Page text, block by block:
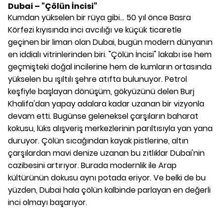
Dubai – "Çölün İncisi"
Kumdan yükselen bir rüya gibi... 50 yıl önce Basra
Körfezi kıyısında inci avcılığı ve küçük ticaretle
geçinen bir liman olan Dubai, bugün modern dünyanın
en iddialı vitrinlerinden biri. "Çölün İncisi" lakabı ise hem
geçmişteki doğal incilerine hem de kumların ortasında
yükselen bu ışıltılı şehre atıfta bulunuyor. Petrol
keşfiyle başlayan dönüşüm, gökyüzünü delen Burj
Khalifa'dan yapay adalara kadar uzanan bir vizyonla
devam etti. Bugünse geleneksel çarşıların baharat
kokusu, lüks alışveriş merkezlerinin parıltısıyla yan yana
duruyor. Çölün sıcağından kayak pistlerine, altın
çarşılardan mavi denize uzanan bu zıtlıklar Dubai'nin
cazibesini artırıyor. Burada modernlik ile Arap
kültürünün dokusu aynı potada eriyor. Ve belki de bu
yüzden, Dubai hala çölün kalbinde parlayan en değerli
inci olmayı başarıyor.